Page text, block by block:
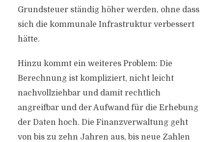
Grundsteuer ständig höher werden, ohne dass
sich die kommunale Infrastruktur verbessert
hätte.
Hinzu kommt ein weiteres Problem: Die
Berechnung ist kompliziert, nicht leicht
nachvollziehbar und damit rechtlich
angreifbar und der Aufwand für die Erhebung
der Daten hoch. Die Finanzverwaltung geht
von bis zu zehn Jahren aus, bis neue Zahlen